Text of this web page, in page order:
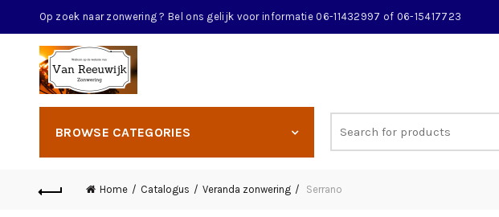
Op zoek naar zonwering ? Bel ons gelijk voor informatie 06-11432997 of 06-15417723
BROWSE CATEGORIES
Home Catalogus Veranda zonwering Serrano